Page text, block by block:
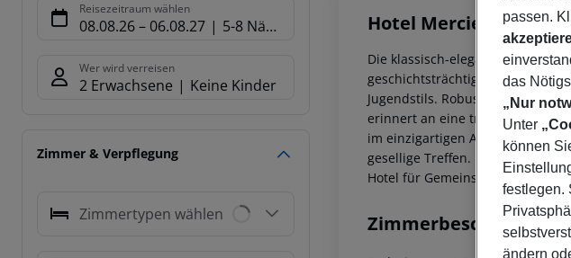
Reisezeitraum wählen
08.08.26– 06.08.27 5-8 Nächte
Wer wird verreisen
2 Erwachsene Keine Kinder
Zimmer & Verpflegung
Zimmertypen wählen
Hotel Mercier
4
Die klassisch-elegante Retro-
geschichtsträchtige Hotel
Jugendstils. Robuste
erinnert an eine traditionelle
im einzigartigen Amsterdamer
gesellige Treffen. Inspiriert von
Hotel für Gemeinschaft und
Zimmerbeschreibung
passen.
das
„Nur
Unter
können
festlegen.
ändern